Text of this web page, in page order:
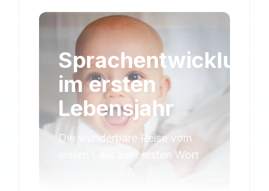
Sprachentwicklung
im ersten
Lebensjahr
Die wunderbare Reise vom
ersten Laut zum ersten Wort